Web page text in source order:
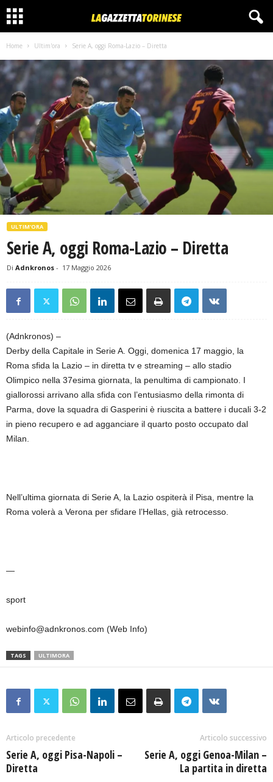
Home Ultim'ora Serie A, oggi Roma-Lazio – Diretta
ULTIM'ORA
Serie A, oggi Roma-Lazio – Diretta
Di Adnkronos - 17 Maggio 2026
(Adnkronos) –
Derby della Capitale in Serie A. Oggi, domenica 17 maggio, la
Roma sfida la Lazio – in diretta tv e streaming – allo stadio
Olimpico nella 37esima giornata, la penultima di campionato. I
giallorossi arrivano alla sfida con l’entusiasmo della rimonta di
Parma, dove la squadra di Gasperini è riuscita a battere i ducali 3-2
in pieno recupero e ad agganciare il quarto posto occupato dal
Milan.
Nell’ultima giornata di Serie A, la Lazio ospiterà il Pisa, mentre la
Roma volerà a Verona per sfidare l’Hellas, già retrocesso.
—
sport
webinfo@adnkronos.com (Web Info)
TAGS ULTIMORA
Articolo precedente
Serie A, oggi Pisa-Napoli –
Diretta
Articolo successivo
Serie A, oggi Genoa-Milan –
La partita in diretta